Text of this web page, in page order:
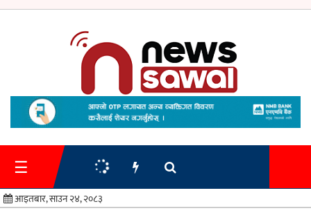
गृहपृष्ठ
समाचार
प्रशासन
☰
आइतबार, साउन २४, २०८३